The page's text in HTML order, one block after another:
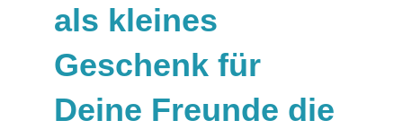
als kleines
Geschenk für
Deine Freunde die